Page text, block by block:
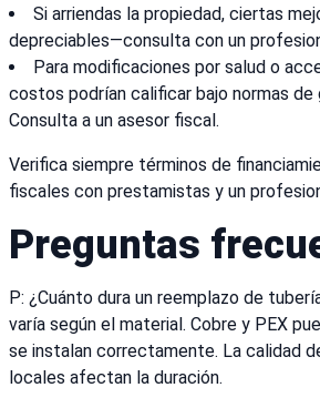
Si arriendas la propiedad, ciertas
depreciables—consulta con un
Para modificaciones por salud o
costos podrían calificar bajo normas de
Consulta a un asesor fiscal.
Verifica siempre términos de
fiscales con prestamistas y un
Preguntas
P: ¿Cuánto dura un reemplazo de
varía según el material. Cobre y PEX
se instalan correctamente. La calidad
locales afectan la duración.